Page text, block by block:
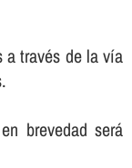
a través de la vía
brevedad será